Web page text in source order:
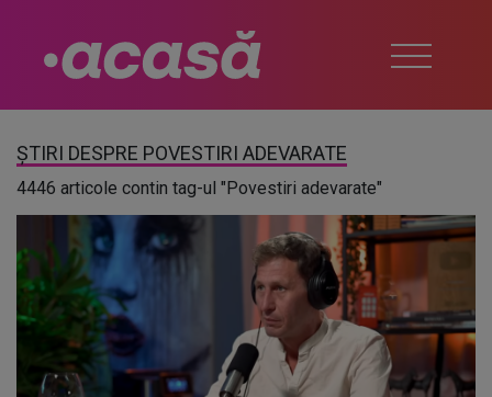
ȘTIRI DESPRE POVESTIRI ADEVARATE
4446 articole contin tag-ul "Povestiri adevarate"